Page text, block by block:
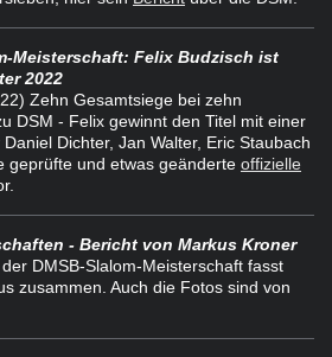
Meisterschaft: Felix Budzisch ist
2022
Zehn Gesamtsiege bei zehn
DSM - Felix gewinnt den Titel mit einer
Dichter, Jan Walter, Eric Staubach
geprüfte und etwas geänderte offizielle
- Bericht von Markus Kroner
DMSB-Slalom-Meisterschaft fasst
zusammen. Auch die Fotos sind von